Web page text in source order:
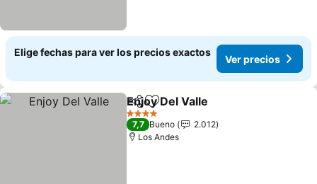
Elige fechas para ver los precios exactos
Ver precios
CompartirAgregar a favoritos
Enjoy Del Valle
4 Estrellas
7,7 Bueno
2.012
Los Andes